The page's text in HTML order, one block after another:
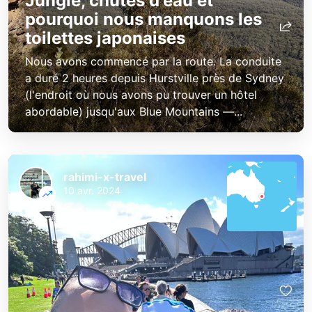
pourquoi nous manquons les
toilettes japonaises
Nous avons commencé par la route. La conduite
a duré 2 heures depuis Hurstville près de Sydney
(l'endroit où nous avons pu trouver un hôtel
abordable) jusqu'aux Blue Mountains —...
rahimi-x-travel
10 avr. 2024